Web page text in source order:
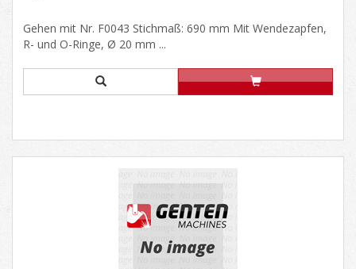
Gehen mit Nr. F0043 Stichmaß: 690 mm Mit Wendezapfen,
R- und O-Ringe, Ø 20 mm ...